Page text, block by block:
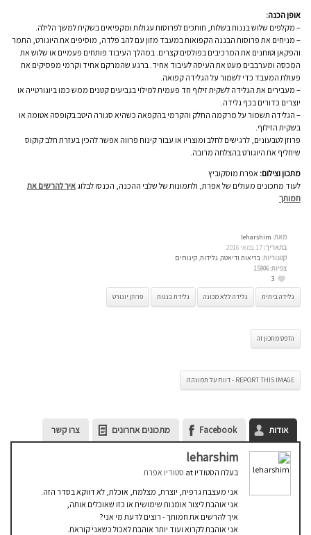
אופן הכנה:
– מקלפים שלוש בננות בשלות, חותכים לפרוסות עגולות ומקפיאים בשקית למשך הלילה.
– מניחים את פרוסות הבננה הקפואות במעבד מזון עם להב פלדה, מוסיפים את היוגורט, התמר
והפקאן וטוחנים את המרכיבים בפולסים קצרים. במהלך העיבוד פותחים פעמיים או שלוש את
המכסה ומערבבים מעט את העיסה לעיבוד אחיד. ברגע שהמרקם אחיד וקרמי מפסיקים את
פעולת המעבד כדי לשמור על הגלידה קפואה.
– מעבירים את הגלידה לשקית זילוף חד פעמית למילוי בגביעים קטנים ממש כמו ביוגורטייה או
יוצרים כדורים בכף גלידה.
– הגלידה תשמור על מרקמה החלק והקרמי בהקפאה כשהיא סגורה היטב בקופסה אטומה או
בשקית הזילוף.
פרוזן לטבעונים, לרגישים לחלב ומוצריו או עבור קינוח פרווה אפשר להכין בעזרת חלב קוקוס
שיחליף את היוגורט בהצלחה מרובה.
מתכון וצילום: אפרת מוסקוביץ
לעוד מתכונים מעולים של אפרת, ולתמונות של שלבי ההכנה, הכנסו לבלוג איך להרשים את
חמותך
מאת: leharshim
בתאריך:
קטגוריות: בריאות ודיאטה,גלידות,קינוחים
צפיות: 15906
3
גלידה ביתית
גלידה ללא מכונה גלידת בננות פרוזן יוגורט
הדפס מתכון זה
REPORT THIS IMAGE - דווח על תמונה זו
אודות Facebook מתכונים אחרונים צרו קשר
leharshim
בעלת הסטודיו
סטודיו אפרת
אני מעצבת גרפית, יוצרת, מצלמת, אוכלת, לא דווקא בסדר הזה.
אני אוהבת ליצור אומנות שימושית או כזו שאוכלים אותה,
איך להרשים את חמותך - רוצים לדעת מי אני?
אני אוהבת לקרוא ועוד יותר אוהבת לאכול כשאני קוראת.